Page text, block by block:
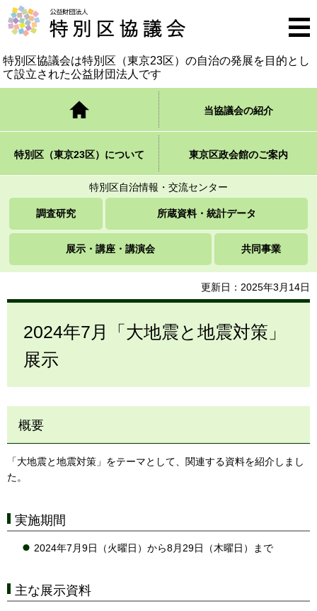
公益財団法人 特別区協議会
特別区協議会は特別区（東京23区）の自治の発展を 目的とし
て設立された公益財団法人です
メニ
ュー
トップページ 当協議会の紹介
特別区（東京23区）について 東京区政会館のご案内
特別区自治情報・交流センター
調査研究 所蔵資料・統計データ
展示・講座・講演会 共同事業
更新日：2025年3月14日
2024年7月「大地震と地震対策」
展示
概要
「大地震と地震対策」をテーマとして、関連する資料を紹介しまし
た。
実施期間
2024年7月9日（火曜日）から8月29日（木曜日）まで
主な展示資料